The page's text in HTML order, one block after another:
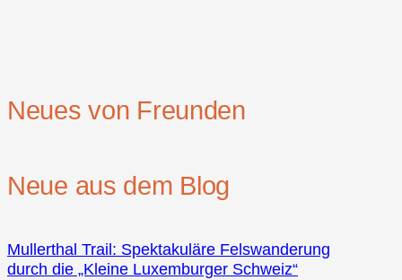
Neues von Freunden
Neue aus dem Blog
Mullerthal Trail: Spektakuläre Felswanderung
durch die „Kleine Luxemburger Schweiz“